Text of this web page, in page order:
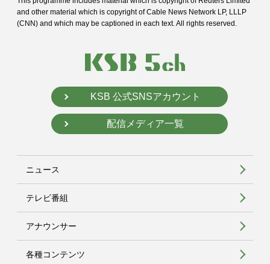
and other material which is copyright of Cable News Network LP, LLLP
(CNN) and which may be captioned in each text. All rights reserved.
KSB 公式SNSアカウント
配信メディア一覧
ニュース
テレビ番組
アナウンサー
各種コンテンツ